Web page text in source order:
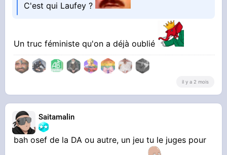
Du violet flash sur une teinte bronze
Ce défonçage de rétine
C'est qui Laufey ?
Un truc féministe qu'on a déjà oublié
il y a 2 mois
Saitamalin
bah osef de la DA ou autre, un jeu tu le juges pour